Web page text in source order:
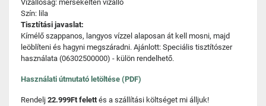
Vízállóság: mérsékelten vízálló
Szín: lila
Tisztítási javaslat:
Kímélő szappanos, langyos vízzel alaposan át kell mosni, majd
leöblíteni és hagyni megszáradni. Ajánlott: Speciális tisztítószer
használata (06302500000) - külön rendelhető.
Használati útmutató letöltése (PDF)
Rendelj 22.999Ft felettés a szállítási költséget mi álljuk!